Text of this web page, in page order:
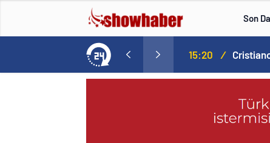
Son
Norweç silahlı kuvvetleri kadınlardan oluşan özel kuvvetler eğitimlerini başlattı. 15:20 /